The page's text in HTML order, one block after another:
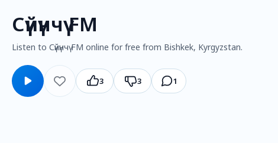
Сүйүнчү FM
Listen to Сүйүнчү FM online for free from Bishkek, Kyrgyzstan.
3 3 1